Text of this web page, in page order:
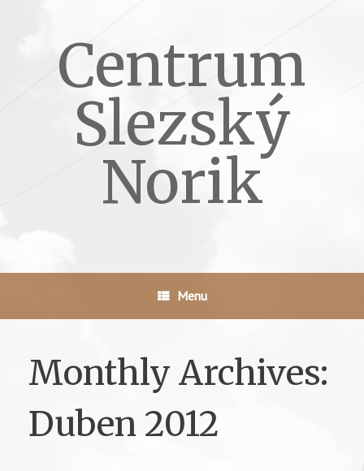
Centrum
Slezský
Norik
Menu
Monthly Archives:
Duben 2012